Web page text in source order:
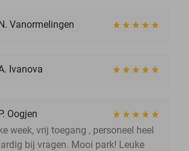
Vanormelingen
Ivanova
Oogjen
week, vrij toegang , personeel heel
bij vragen. Mooi park! Leuke